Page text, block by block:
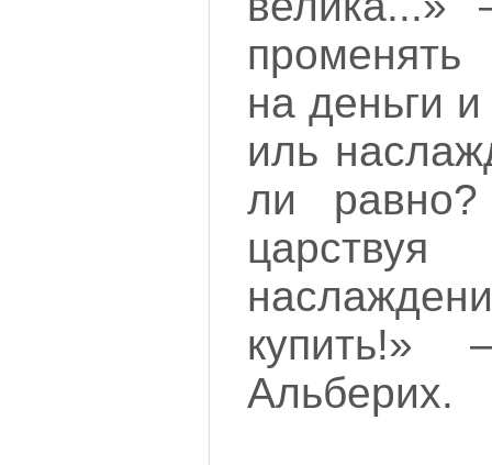
променять
на деньги
иль
ли равно?
купить!»
Альберих.